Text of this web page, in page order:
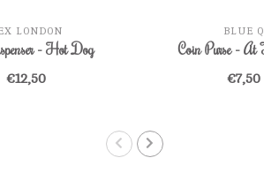
LONDON
- Hot Dog
€12,50
BLUE Q
Coin Purse - At
€7,50